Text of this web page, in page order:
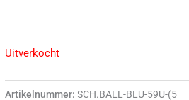
Uitverkocht
Artikelnummer:SCH.BALL-BLU-59U-(5